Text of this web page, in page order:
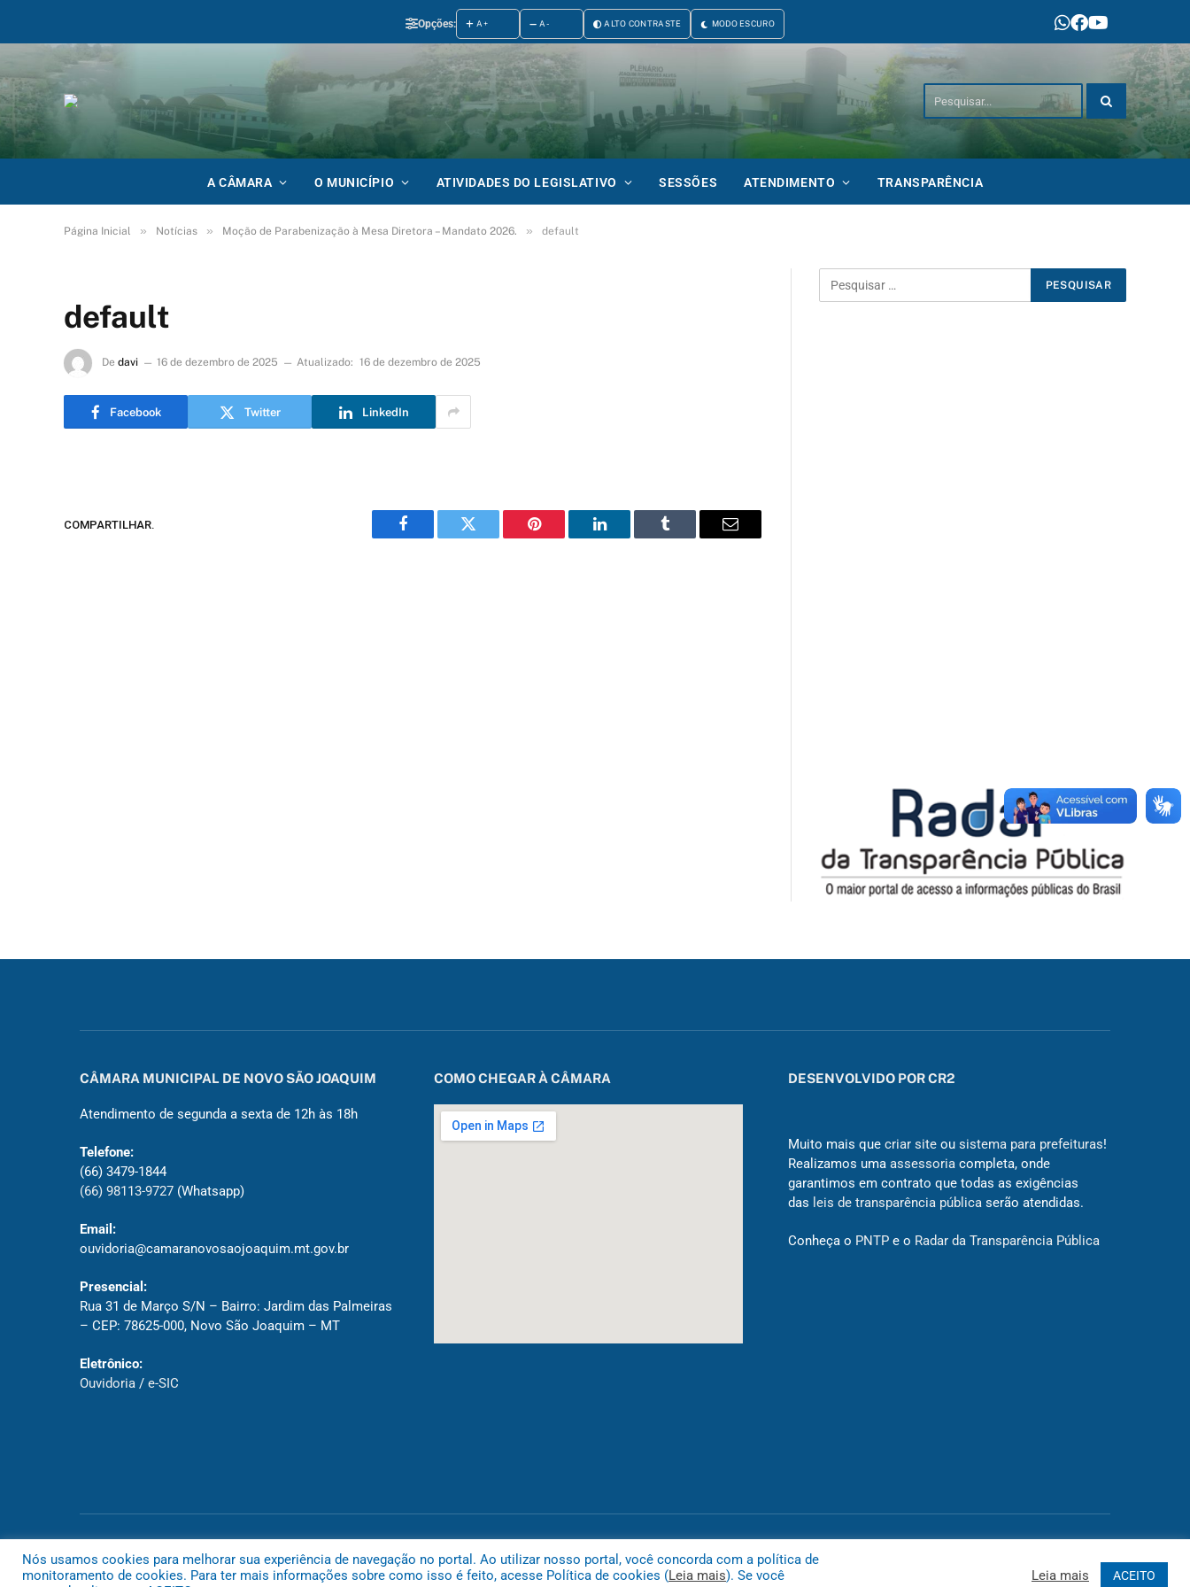
Opções: A+ A- ALTO CONTRASTE MODO ESCURO
A CÂMARA O MUNICÍPIO ATIVIDADES DO LEGISLATIVO SESSÕES ATENDIMENTO TRANSPARÊNCIA
Página Inicial » Notícias » Moção de Parabenização à Mesa Diretora – Mandato 2026. » default
default
De davi 16 de dezembro de 2025 Atualizado: 16 de dezembro de 2025
Facebook Twitter LinkedIn
COMPARTILHAR.
Facebook Twitter Pinterest LinkedIn Tumblr
E-
CÂMARA MUNICIPAL DE NOVO SÃO JOAQUIM
Atendimento de segunda a sexta de 12h às 18h
Telefone:
(66) 3479-1844
(66) 98113-9727 (Whatsapp)
Email:
ouvidoria@camaranovosaojoaquim.mt.gov.br
Presencial:
Rua 31 de Março S/N – Bairro: Jardim das Palmeiras
– CEP: 78625-000, Novo São Joaquim – MT
Eletrônico:
Ouvidoria / e-SIC
COMO CHEGAR À CÂMARA DESENVOLVIDO POR CR2
Muito mais que criar siteou sistema para prefeituras!
Realizamos uma assessoria completa, onde
garantimos em contrato que todas as exigências
das leis de transparência pública serão atendidas.
Conheça o PNTPe o Radar da Transparência Pública
Nós usamos cookies para melhorar sua experiência de navegação no portal. Ao utilizar nosso portal, você concorda com a política de
monitoramento de cookies. Para ter mais informações sobre como isso é feito, acesse Política de cookies (Leia mais). Se você
Leia mais ACEITO